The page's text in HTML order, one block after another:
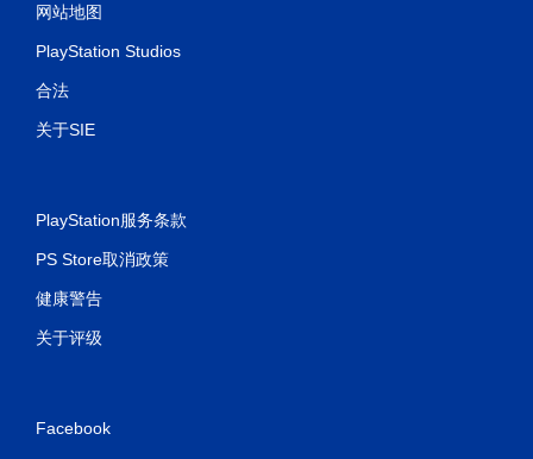
网站地图
PlayStation Studios
合法
关于SIE
PlayStation服务条款
PS Store取消政策
健康警告
关于评级
Facebook